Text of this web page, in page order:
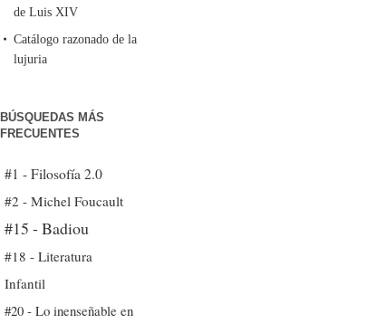
de Luis XIV
Catálogo razonado de la
lujuria
BÚSQUEDAS MÁS
FRECUENTES
#1 - Filosofía 2.0
#2 - Michel Foucault
#15 - Badiou
#18 - Literatura
Infantil
#20 - Lo inenseñable en